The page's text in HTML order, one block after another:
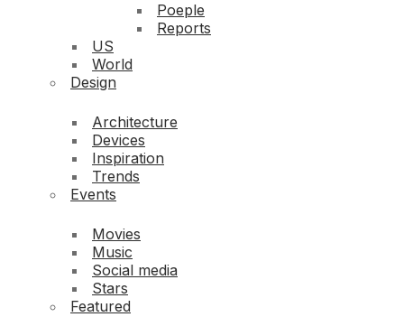
Poeple
Reports
US
World
Design
Architecture
Devices
Inspiration
Trends
Events
Movies
Music
Social media
Stars
Featured